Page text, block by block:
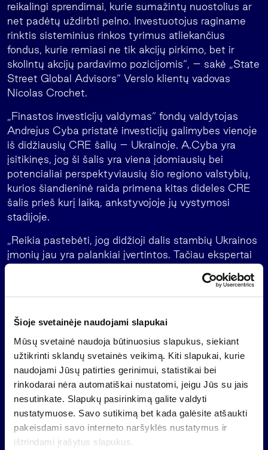
Šioje svetainėje naudojami slapukai
Mūsų svetainė naudoja būtinuosius slapukus, siekiant
užtikrinti sklandų svetainės veikimą. Kiti slapukai, kurie
naudojami Jūsų patirties gerinimui, statistikai bei
rinkodarai nėra automatiškai nustatomi, jeigu Jūs su jais
nesutinkate. Slapukų pasirinkimą galite valdyti
nustatymuose. Savo sutikimą bet kada galėsite atšaukti
pakeisdami savo interneto naršyklės nustatymus ir
ištrindami įrašytus slapukus.
reikalingi sprendimai, kurie sumažintų nuostolius ar
net padėtų uždirbti pelno. Investuotojus raginame
rinktis sisteminius rinkos tyrimus atliekančius
fondus, kurie remiasi ne tik akcijų pirkimo, bet ir
skolintų akcijų pardavimo pozicijomis“, – sakė „State
Street Global Advisors“ Verslo klientų vadovas
Nicolas Crochet.
„Finastos investicijų valdymas“ fondų valdytojas
Andrejus Cyba pristatė investicijų galimybes vienoje
iš didžiausių CRE šalių – Ukrainoje. A.Cyba yra
įsitikinęs, jog ši šalis yra viena įdomiausių bei
potencialiai perspektyviausių šio regiono valstybių,
kurios šiandieninė raida primena kitas dideles CRE
šalis prieš kurį laiką, ankstyvojoje jų vystymosi
stadijoje.
„Reikia pastebėti, jog didžioji dalis stambių Ukrainos
įmonių jau yra palankiai įvertintos. Tačiau ekspertai
sparčiai besivystančiose šios šalies vidutinio dydžio
verslo įmonėse, kurių veikloje viena ar kita forma
Cyba.
„State Street Global Advisors“ yra didžiausias
pasaulinis institucinio turto valdytojas, kurio
valdomas turtas siekia 1,8 trilijono Jungtinių
Amerikos Valstijų dolerių. Ši įmonė penkiuose
pasaulio žemynuose turi 25 kontoras ir 11
investavimo centrų.